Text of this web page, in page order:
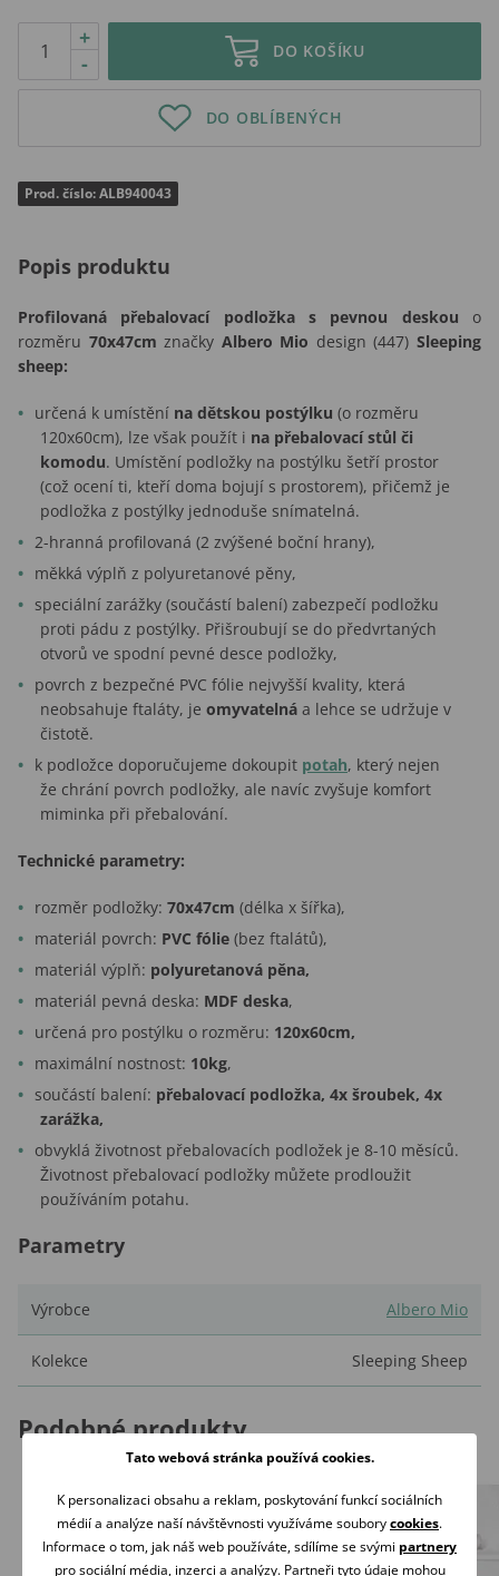
-
+
DO KOŠÍKU
DO OBLÍBENÝCH
Prod. číslo: ALB940043
Popis produktu
Profilovaná přebalovací podložka s pevnou deskou o
rozměru 70x47cm značky Albero Mio design (447)Sleeping
sheep:
určená k umístění na dětskou postýlku (o rozměru
120x60cm), lze však použít i na přebalovací stůl či
komodu. Umístění podložky na postýlku šetří prostor
(což ocení ti, kteří doma bojují s prostorem), přičemž je
podložka z postýlky jednoduše snímatelná.
2-hranná profilovaná (2 zvýšené boční hrany),
měkká výplň z polyuretanové pěny,
speciální zarážky (součástí balení) zabezpečí podložku
proti pádu z postýlky. Přišroubují se do předvrtaných
otvorů ve spodní pevné desce podložky,
povrch z bezpečné PVC fólie nejvyšší kvality, která
neobsahuje ftaláty, je omyvatelná a lehce se udržuje v
čistotě.
k podložce doporučujeme dokoupit potah, který nejen
že chrání povrch podložky, ale navíc zvyšuje komfort
miminka při přebalování.
Technické parametry:
rozměr podložky: 70x47cm (délka x šířka),
materiál povrch: PVC fólie (bez ftalátů),
materiál výplň: polyuretanová pěna,
materiál pevná deska: MDF deska,
určená pro postýlku o rozměru: 120x60cm,
maximální nostnost: 10kg,
součástí balení: přebalovací podložka, 4x šroubek, 4x
zarážka,
obvyklá životnost přebalovacích podložek je 8-10 měsíců.
Životnost přebalovací podložky můžete prodloužit
používáním potahu.
Parametry
Výrobce Albero Mio
Kolekce Sleeping Sheep
Podobné produkty
Tato webová stránka používá cookies.
K personalizaci obsahu a reklam, poskytování funkcí sociálních
médií a analýze naší návštěvnosti využíváme souborycookies.
Informace o tom, jak náš web používáte, sdílíme se svými partnery
pro sociální média, inzerci a analýzy. Partneři tyto údaje mohou